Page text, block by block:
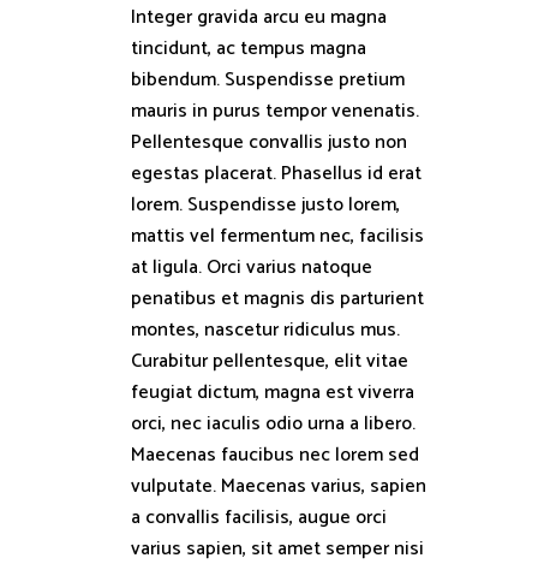
Integer gravida arcu eu magna
tincidunt, ac tempus magna
bibendum. Suspendisse pretium
mauris in purus tempor venenatis.
Pellentesque convallis justo non
egestas placerat. Phasellus id erat
lorem. Suspendisse justo lorem,
mattis vel fermentum nec, facilisis
at ligula. Orci varius natoque
penatibus et magnis dis parturient
montes, nascetur ridiculus mus.
Curabitur pellentesque, elit vitae
feugiat dictum, magna est viverra
orci, nec iaculis odio urna a libero.
Maecenas faucibus nec lorem sed
vulputate. Maecenas varius, sapien
a convallis facilisis, augue orci
varius sapien, sit amet semper nisi